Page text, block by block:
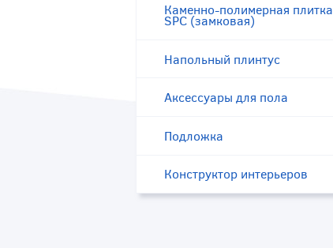
Каменно-полимерная плитка
SPC (замковая)
Напольный плинтус
Аксессуары для пола
Подложка
Конструктор интерьеров